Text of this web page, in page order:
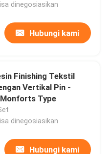
dinegosiasikan
Hubungi kami
Finishing Tekstil
Vertikal Pin -
Type
dinegosiasikan
Hubungi kami